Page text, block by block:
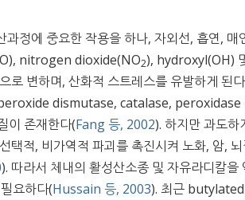
정에 중요한 작용을 하나, 자외선, 흡연, 매
nitrogen dioxide(NO2), hydroxyl(OH)
변하며, 산화적 스트레스를 유발하게 된
dismutase, catalase, peroxidase
이 존재한다(Fang 등, 2002). 하지만 과도하
택적, 비가역적 파괴를 촉진시켜 노화, 암,
). 따라서 체내의 활성산소종 및 자유라디칼
요하다(Hussain 등, 2003). 최근